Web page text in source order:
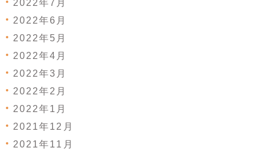
2022年7月
2022年6月
2022年5月
2022年4月
2022年3月
2022年2月
2022年1月
2021年12月
2021年11月